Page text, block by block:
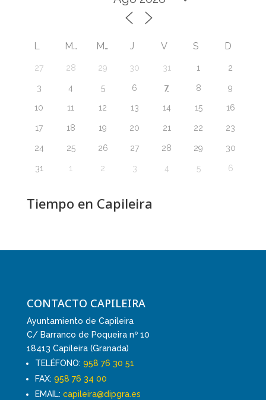
L M M J V S D
27 28 29 30 31 1 2
3 4 5 6 7 8 9
10 11 12 13 14 15 16
17 18 19 20 21 22 23
24 25 26 27 28 29 30
31 1 2 3 4 5 6
Tiempo en Capileira
CONTACTO CAPILEIRA
Ayuntamiento de Capileira
C/ Barranco de Poqueira nº 10
18413 Capileira (Granada)
TELÉFONO: 958 76 30 51
FAX: 958 76 34 00
EMAIL: capileira@dipgra.es